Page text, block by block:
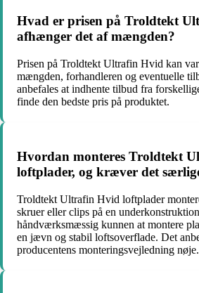
Hvad er prisen på Troldtekt
afhænger det af mængden?
Prisen på Troldtekt Ultrafin Hvid kan
mængden, forhandleren og eventuelle
anbefales at indhente tilbud fra
finde den bedste pris på produktet.
Hvordan monteres Troldtekt
loftplader, og kræver det
Troldtekt Ultrafin Hvid loftplader
skruer eller clips på en
håndværksmæssig kunnen at montere
en jævn og stabil loftsoverflade. Det
producentens monteringsvejledning nøje.